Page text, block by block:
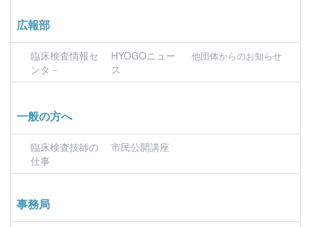
広報部
臨床検査情報セ
ンタ－
HYOGOニュー
ス
他団体からのお知らせ
一般の方へ
臨床検査技師の
仕事
市民公開講座
事務局